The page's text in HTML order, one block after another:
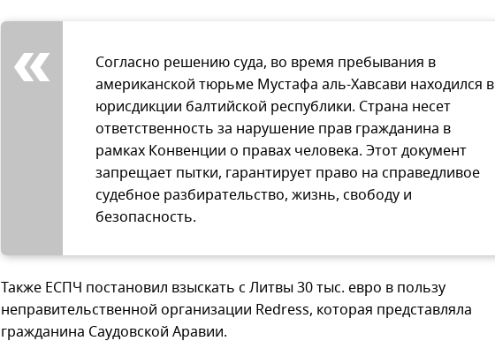
Согласно решению суда, во время пребывания в
американской тюрьме Мустафа аль-Хавсави находился в
юрисдикции балтийской республики. Страна несет
ответственность за нарушение прав гражданина в
рамках Конвенции о правах человека. Этот документ
запрещает пытки, гарантирует право на справедливое
судебное разбирательство, жизнь, свободу и
безопасность.
Также ЕСПЧ постановил взыскать с Литвы 30 тыс. евро в пользу
неправительственной организации Redress, которая представляла
гражданина Саудовской Аравии.